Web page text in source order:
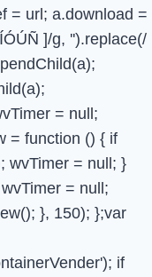
= url; a.download =
]/g, '').replace(/
= null;
= function () { if
wvTimer = null; }
= null;
}, 150); };var
if